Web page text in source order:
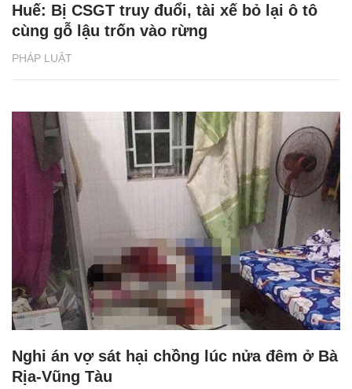
PHÁP LUẬT
Huế: Bị CSGT truy đuổi, tài xế bỏ lại ô tô
cùng gỗ lậu trốn vào rừng
Nghi án vợ sát hại chồng lúc nửa đêm ở Bà
Rịa-Vũng Tàu